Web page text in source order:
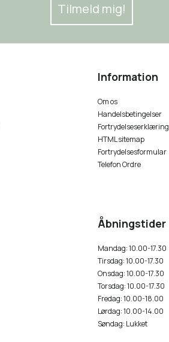
Tilmeld mig!
Information
Om os
Handelsbetingelser
Fortrydelseserklæring
HTML sitemap
Fortrydelsesformular
Telefon Ordre
Åbningstider
Mandag: 10.00-17.30
Tirsdag: 10.00-17.30
Onsdag: 10.00-17.30
Torsdag: 10.00-17.30
Fredag: 10.00-18.00
Lørdag: 10.00-14.00
Søndag: Lukket